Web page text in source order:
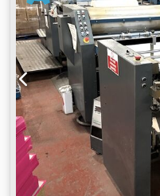
Izuzetno produktivna
kapacitetom do 14.000
podešavanje funkcija
perforacija na jednom
sačuvati do 200 poslova.
bušiti, zbog čega se
izradu kalendara. Ova
opremljena sledećim
za bigovanje (za glavu A
2/1-3/1-4/1 (za glavu A i
mikroperforaciju (za
ulaganje 100 cm -